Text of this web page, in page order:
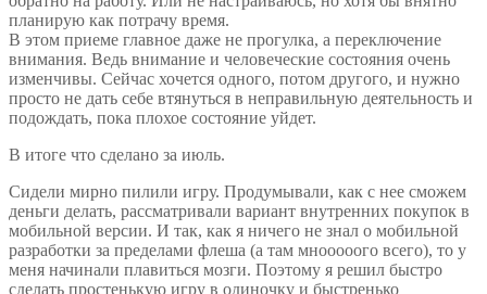
планирую как потрачу время.
В этом приеме главное даже не прогулка, а переключение
внимания. Ведь внимание и человеческие состояния очень
изменчивы. Сейчас хочется одного, потом другого, и нужно
просто не дать себе втянуться в неправильную деятельность и
подождать, пока плохое состояние уйдет.
В итоге что сделано за июль.
Сидели мирно пилили игру. Продумывали, как с нее сможем
деньги делать, рассматривали вариант внутренних покупок в
мобильной версии. И так, как я ничего не знал о мобильной
разработки за пределами флеша (а там мнооооого всего), то у
меня начинали плавиться мозги. Поэтому я решил быстро
сделать простенькую игру в одиночку и быстренько